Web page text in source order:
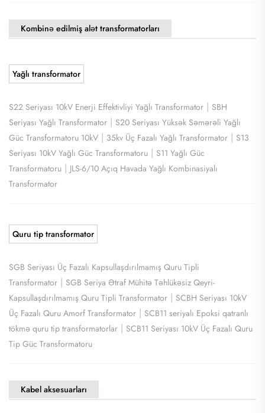
Kombinə edilmiş alət transformatorları
Yağlı transformator
S22 Seriyası 10kV Enerji Effektivliyi Yağlı Transformator | SBH
Seriyası Yağlı Transformator | S20 Seriyası Yüksək Səmərəli Yağlı
Güc Transformatoru 10kV | 35kv Üç Fazalı Yağlı Transformator | S13
Seriyası 10kV Yağlı Güc Transformatoru | S11 Yağlı Güc
Transformatoru | JLS-6/10 Açıq Havada Yağlı Kombinasiyalı
Transformator
Quru tip transformator
SGB ​​Seriyası Üç Fazalı Kapsullaşdırılmamış Quru Tipli
Transformator | SGB ​​Seriya Ətraf Mühitə Təhlükəsiz Qeyri-
Kapsullaşdırılmamış Quru Tipli Transformator | SCBH Seriyası 10kV
Üç Fazalı Quru Amorf Transformator | SCB11 seriyalı Epoksi qatranlı
tökmə quru tip transformatorlar | SCB11 Seriyası 10kV Üç Fazalı Quru
Tip Güc Transformatoru
Kabel aksesuarları